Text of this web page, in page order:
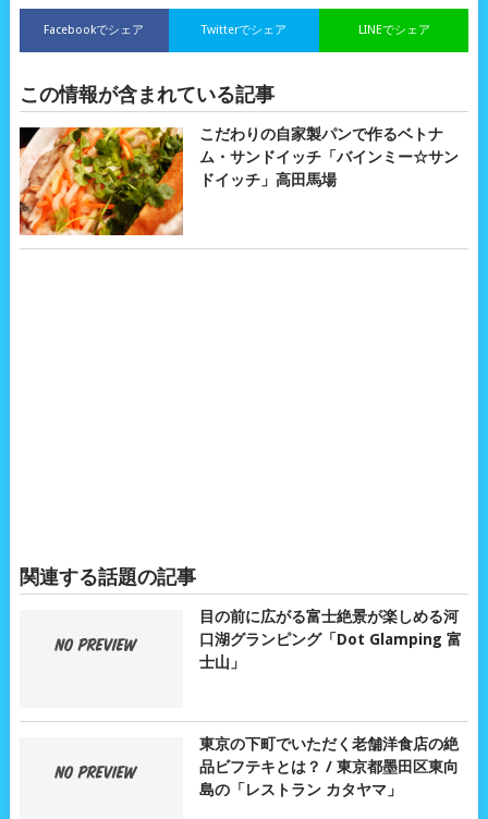
Facebookでシェア LINEでシェア
Twitterでシェア
この情報が含まれている記事
こだわりの自家製パンで作るベトナ
ム・サンドイッチ「バインミー☆サン
ドイッチ」高田馬場
関連する話題の記事
目の前に広がる富士絶景が楽しめる河
口湖グランピング「Dot Glamping 富
士山」
東京の下町でいただく老舗洋食店の絶
品ビフテキとは？ / 東京都墨田区東向
島の「レストラン カタヤマ」